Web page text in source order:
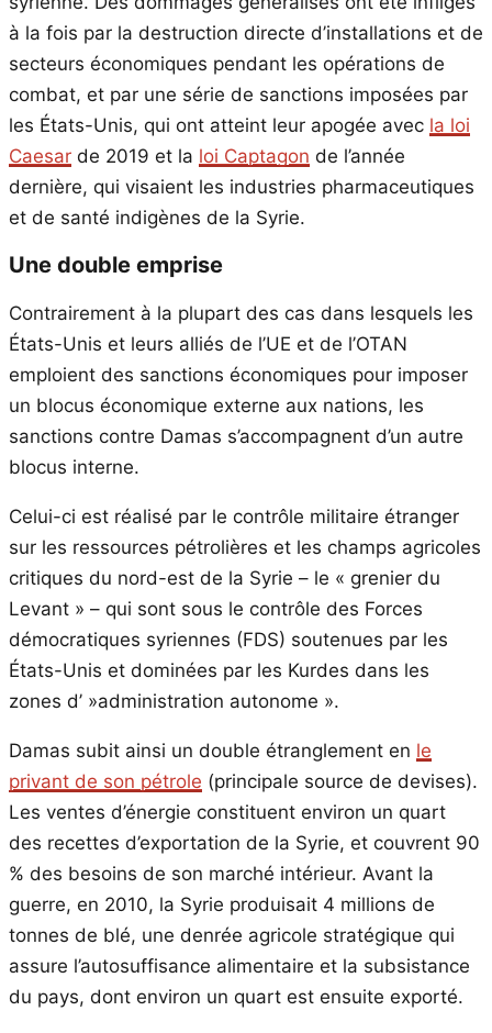
à la fois par la destruction directe d’installations et de
secteurs économiques pendant les opérations de
combat, et par une série de sanctions imposées par
les États-Unis, qui ont atteint leur apogée avec la loi
Caesar de 2019 et la loi Captagon de l’année
dernière, qui visaient les industries pharmaceutiques
et de santé indigènes de la Syrie.
Une double emprise
Contrairement à la plupart des cas dans lesquels les
États-Unis et leurs alliés de l’UE et de l’OTAN
emploient des sanctions économiques pour imposer
un blocus économique externe aux nations, les
sanctions contre Damas s’accompagnent d’un autre
blocus interne.
Celui-ci est réalisé par le contrôle militaire étranger
sur les ressources pétrolières et les champs agricoles
critiques du nord-est de la Syrie – le « grenier du
Levant » – qui sont sous le contrôle des Forces
démocratiques syriennes (FDS) soutenues par les
États-Unis et dominées par les Kurdes dans les
zones d’ »administration autonome ».
Damas subit ainsi un double étranglement en le
privant de son pétrole (principale source de devises).
Les ventes d’énergie constituent environ un quart
des recettes d’exportation de la Syrie, et couvrent 90
% des besoins de son marché intérieur. Avant la
guerre, en 2010, la Syrie produisait 4 millions de
tonnes de blé, une denrée agricole stratégique qui
assure l’autosuffisance alimentaire et la subsistance
du pays, dont environ un quart est ensuite exporté.